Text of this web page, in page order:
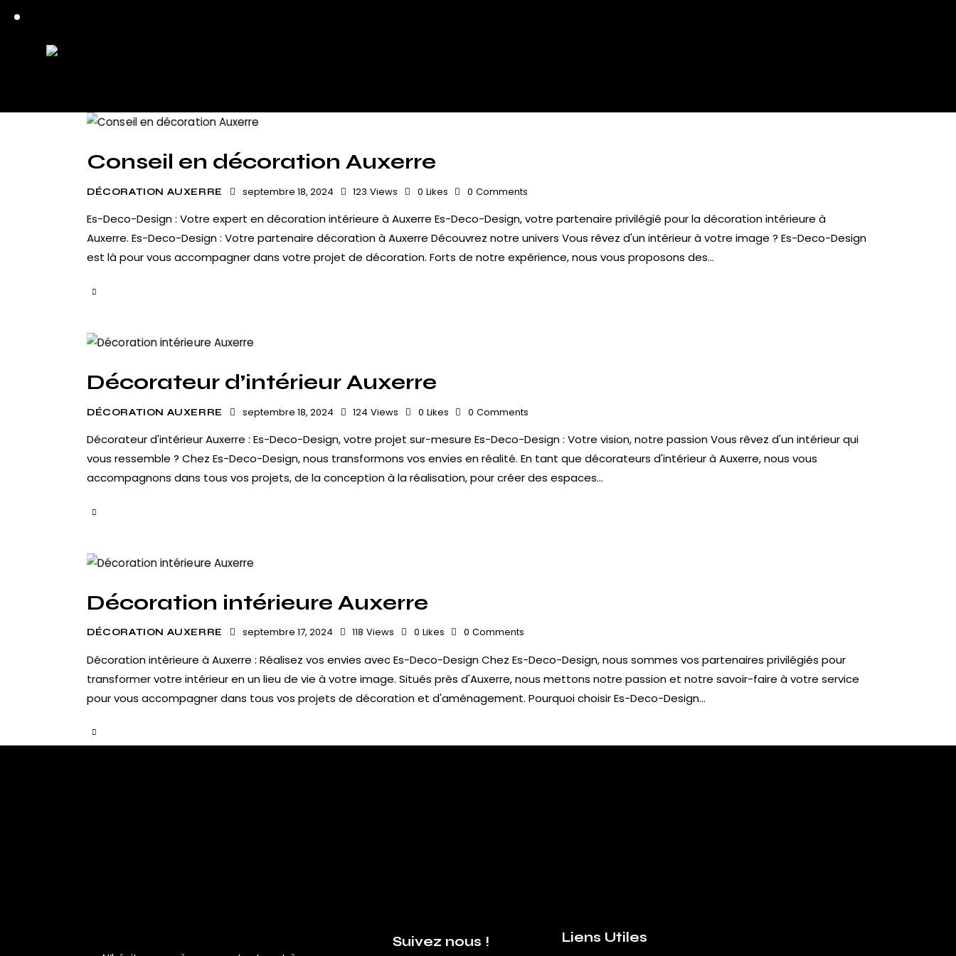
Conseil en décoration Auxerre
DÉCORATION AUXERRE septembre 18, 2024 123 Views 0 Likes 0 Comments
Es-Deco-Design : Votre expert en décoration intérieure à Auxerre Es-Deco-Design, votre partenaire privilégié pour la décoration intérieure à
Auxerre. Es-Deco-Design : Votre partenaire décoration à Auxerre Découvrez notre univers Vous rêvez d'un intérieur à votre image ? Es-Deco-Design
est là pour vous accompagner dans votre projet de décoration. Forts de notre expérience, nous vous proposons des…
Décorateur d’intérieur Auxerre
DÉCORATION AUXERRE septembre 18, 2024 124 Views 0 Likes 0 Comments
Décorateur d'intérieur Auxerre : Es-Deco-Design, votre projet sur-mesure Es-Deco-Design : Votre vision, notre passion Vous rêvez d'un intérieur qui
vous ressemble ? Chez Es-Deco-Design, nous transformons vos envies en réalité. En tant que décorateurs d'intérieur à Auxerre, nous vous
accompagnons dans tous vos projets, de la conception à la réalisation, pour créer des espaces…
Décoration intérieure Auxerre
DÉCORATION AUXERRE septembre 17, 2024 118 Views 0 Likes 0 Comments
Décoration intérieure à Auxerre : Réalisez vos envies avec Es-Deco-Design Chez Es-Deco-Design, nous sommes vos partenaires privilégiés pour
transformer votre intérieur en un lieu de vie à votre image. Situés près d'Auxerre, nous mettons notre passion et notre savoir-faire à votre service
pour vous accompagner dans tous vos projets de décoration et d'aménagement. Pourquoi choisir Es-Deco-Design…
Suivez nous ! Liens Utiles